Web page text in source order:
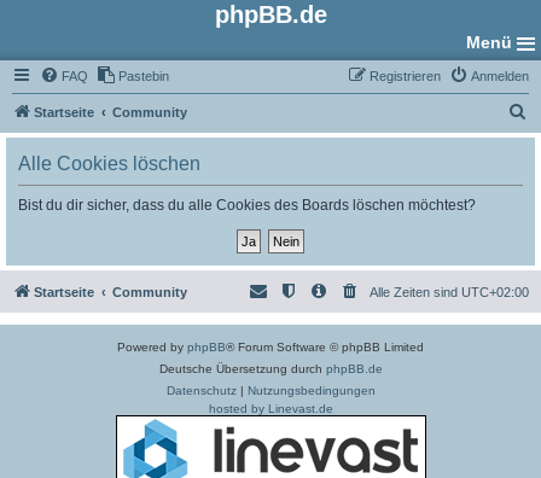
phpBB.de
Menü
FAQ Pastebin Anmelden
Registrieren
Startseite Community
u
Alle Cookies löschen
Bist du dir sicher, dass du alle Cookies des Boards löschen möchtest?
Startseite Community Alle Zeiten sind UTC+02:00
Powered by phpBB® Forum Software © phpBB Limited
Deutsche Übersetzung durch phpBB.de
Datenschutz| Nutzungsbedingungen
hosted by Linevast.de